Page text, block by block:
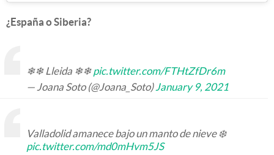
¿España o Siberia?
❄❄ Lleida ❄❄pic.twitter.com/FTHtZfDr6m
— Joana Soto (@Joana_Soto) January 9, 2021
Valladolid amanece bajo un manto de nieve ❄️
pic.twitter.com/md0mHvm5JS